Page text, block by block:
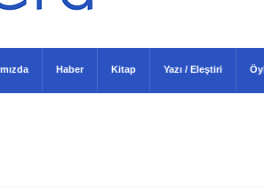
Haber Kitap Yazı / Eleştiri